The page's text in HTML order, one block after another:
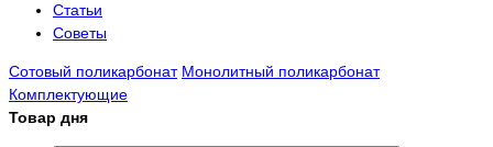
Статьи
Советы
Сотовый поликарбонат Монолитный поликарбонат
Комплектующие
Товар дня